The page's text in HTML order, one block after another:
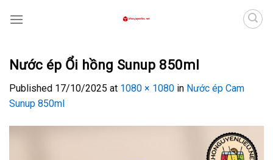
Nước ép Ổi hồng Sunup 850ml
Published 17/10/2025 at 1080 × 1080 in Nước ép Cam
Sunup 850ml